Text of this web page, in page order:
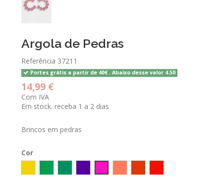
Argola de Pedras
Referência 37211
Portes grátis a partir de 40€ . Abaixo desse valor 4.50
14,99 €
Com IVA
Em stock. receba 1 a 2 dias
Brincos em pedras
Cor